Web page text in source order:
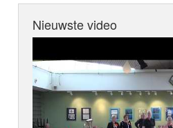
Nieuwste video